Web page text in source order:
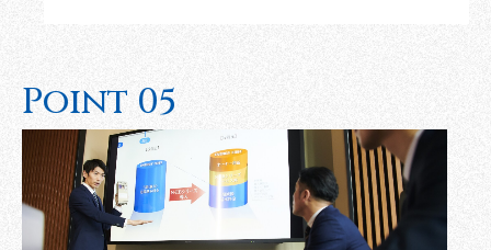
Point 05